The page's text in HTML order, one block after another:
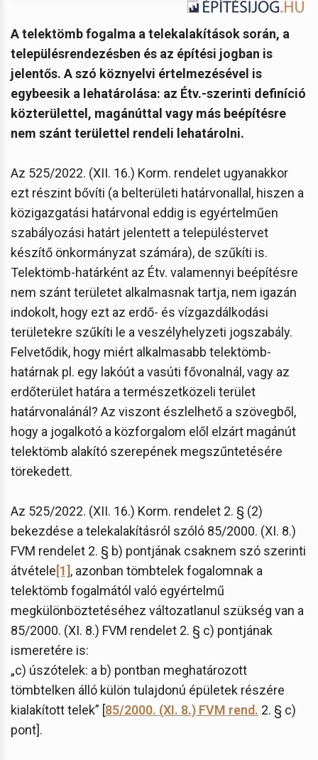
A telektömb fogalma a telekalakítások során, a
településrendezésben és az építési jogban is
jelentős. A szó köznyelvi értelmezésével is
egybeesik a lehatárolása: az Étv.-szerinti definíció
közterülettel, magánúttal vagy más beépítésre
nem szánt területtel rendeli lehatárolni.
Az 525/2022. (XII. 16.) Korm. rendelet ugyanakkor
ezt részint bővíti (a belterületi határvonallal, hiszen a
közigazgatási határvonal eddig is egyértelműen
szabályozási határt jelentett a településtervet
készítő önkormányzat számára), de szűkíti is.
Telektömb-határként az Étv. valamennyi beépítésre
nem szánt területet alkalmasnak tartja, nem igazán
indokolt, hogy ezt az erdő- és vízgazdálkodási
területekre szűkíti le a veszélyhelyzeti jogszabály.
Felvetődik, hogy miért alkalmasabb telektömb-
határnak pl. egy lakóút a vasúti fővonalnál, vagy az
erdőterület határa a természetközeli terület
határvonalánál? Az viszont észlelhető a szövegből,
hogy a jogalkotó a közforgalom elől elzárt magánút
telektömb alakító szerepének megszűntetésére
törekedett.
Az 525/2022. (XII. 16.) Korm. rendelet 2. § (2)
bekezdése a telekalakításról szóló 85/2000. (XI. 8.)
FVM rendelet 2. § b) pontjának csaknem szó szerinti
átvétele[1], azonban tömbtelek fogalomnak a
telektömb fogalmától való egyértelmű
megkülönböztetéséhez változatlanul szükség van a
85/2000. (XI. 8.) FVM rendelet 2. § c) pontjának
ismeretére is:
„c) úszótelek: a b) pontban meghatározott
tömbtelken álló külön tulajdonú épületek részére
kialakított telek” [85/2000. (XI. 8.) FVM rend. 2. § c)
pont].